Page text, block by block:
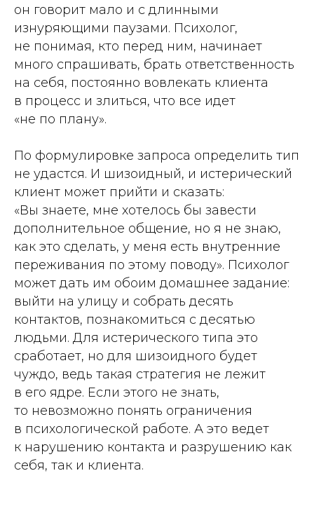
он говорит мало и с длинными
изнуряющими паузами. Психолог,
не понимая, кто перед ним, начинает
много спрашивать, брать ответственность
на себя, постоянно вовлекать клиента
в процесс и злиться, что все идет
«не по плану».
По формулировке запроса определить тип
не удастся. И шизоидный, и истерический
клиент может прийти и сказать:
«Вы знаете, мне хотелось бы завести
дополнительное общение, но я не знаю,
как это сделать, у меня есть внутренние
переживания по этому поводу». Психолог
может дать им обоим домашнее задание:
выйти на улицу и собрать десять
контактов, познакомиться с десятью
людьми. Для истерического типа это
сработает, но для шизоидного будет
чуждо, ведь такая стратегия не лежит
в его ядре. Если этого не знать,
то невозможно понять ограничения
в психологической работе. А это ведет
к нарушению контакта и разрушению как
себя, так и клиента.